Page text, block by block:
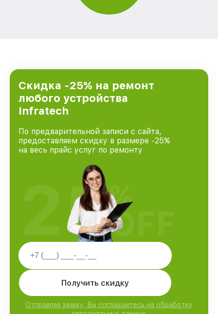
Скидка -25% на ремонт
любого устройства
Infratech
По предварительной записи с сайта,
предоставляем скидку в размере -25%
на весь прайс услуг по ремонту
Получить скидку
Отправляя заявку, Вы соглашаетесь на обработку
25%
OFF